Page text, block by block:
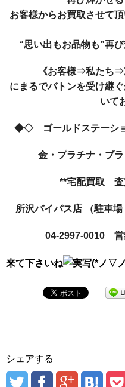
お客様からお買取させて
“思い出もお品物も”再
《お客様⇒私たち⇒
にまるでバトンを受け継
いて
◆◇ ゴールドステー
金・プラチナ・ブ
**宅配買取
所沢バイパス店 （駐車場
04-2997-0010
来て下さいね
シェアする